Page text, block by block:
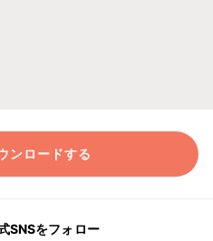
ンロードする
SNSをフォロー